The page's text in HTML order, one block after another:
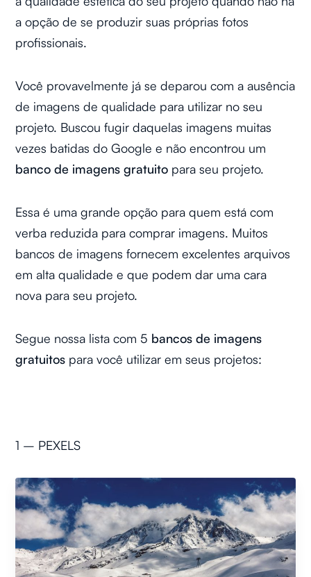
a opção de se produzir suas próprias fotos
profissionais.
Você provavelmente já se deparou com a ausência
de imagens de qualidade para utilizar no seu
projeto. Buscou fugir daquelas imagens muitas
vezes batidas do Google e não encontrou um
banco de imagens gratuito para seu projeto.
Essa é uma grande opção para quem está com
verba reduzida para comprar imagens. Muitos
bancos de imagens fornecem excelentes arquivos
em alta qualidade e que podem dar uma cara
nova para seu projeto.
Segue nossa lista com 5 bancos de imagens
gratuitos para você utilizar em seus projetos:
1 – PEXELS